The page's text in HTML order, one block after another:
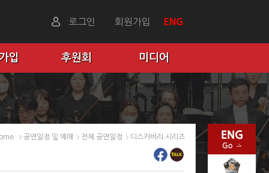
로그인 회원가입 ENG
입 후원회 미디어
공연일정 및 예매 전체 공연일정 디스커버리 시리즈